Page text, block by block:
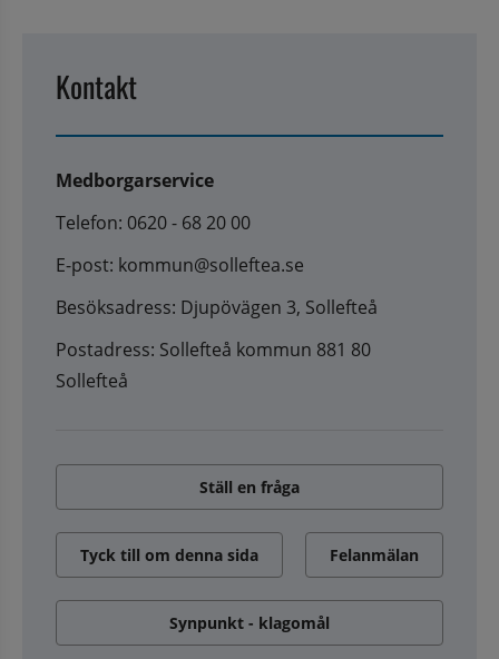
Kontakt
Medborgarservice
Telefon: 0620 - 68 20 00
E-post: kommun@solleftea.se
Besöksadress: Djupövägen 3, Sollefteå
Postadress: Sollefteå kommun 881 80
Sollefteå
Ställ en fråga
Tyck till om denna sida Felanmälan
Synpunkt - klagomål